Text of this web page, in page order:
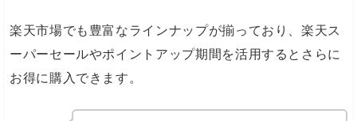
楽天市場でも豊富なラインナップが揃っており、楽天ス
ーパーセールやポイントアップ期間を活用するとさらに
お得に購入できます。